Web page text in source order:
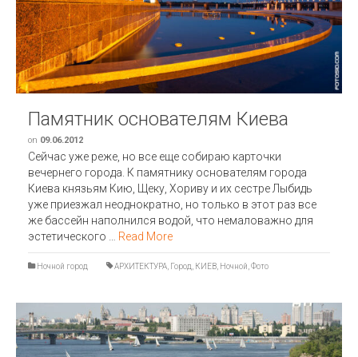
Памятник основателям Киева
on 09.06.2012
Сейчас уже реже, но все еще собираю карточки
вечернего города. К памятнику основателям города
Киева князьям Кию, Щеку, Хориву и их сестре Лыбидь
уже приезжал неоднократно, но только в этот раз все
же бассейн наполнился водой, что немаловажно для
эстетического … Read More
Ночной город АРХИТЕКТУРА Город КИЕВ Ночной Фото